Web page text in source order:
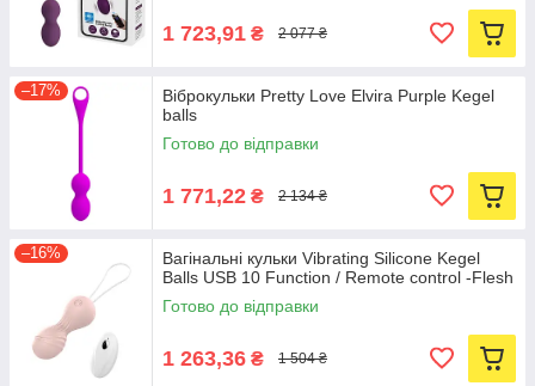
1 723,91 ₴ 2 077 ₴
–17%
Віброкульки Pretty Love Elvira Purple Kegel
balls
Готово до відправки
1 771,22 ₴ 2 134 ₴
–16%
Вагінальні кульки Vibrating Silicone Kegel
Balls USB 10 Function / Remote control -Flesh
Готово до відправки
1 263,36 ₴ 1 504 ₴